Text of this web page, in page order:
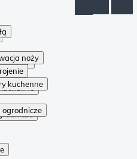
noży
kuchenne
ogrodnicze
noży